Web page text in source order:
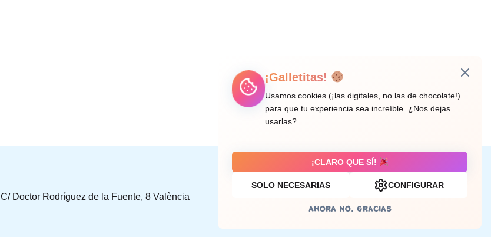
C/ Doctor Rodríguez de la Fuente, 8 València
Aviso legal
¡Galletitas!
Usamos cookies (¡las digitales, no las de chocolate!)
para que tu experiencia sea increíble. ¿Nos dejas
usarlas?
¡CLARO QUE SÍ!
SOLO NECESARIAS CONFIGURAR
AHORA NO, GRACIAS